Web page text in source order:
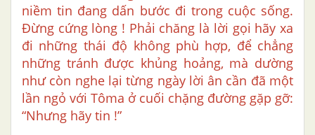
niềm tin đang dấn bước đi trong cuộc sống.
Đừng cứng lòng ! Phải chăng là lời gọi hãy xa
đi những thái độ không phù hợp, để chẳng
những tránh được khủng hoảng, mà dường
như còn nghe lại từng ngày lời ân cần đã một
lần ngỏ với Tôma ở cuối chặng đường gặp gỡ:
“Nhưng hãy tin !”